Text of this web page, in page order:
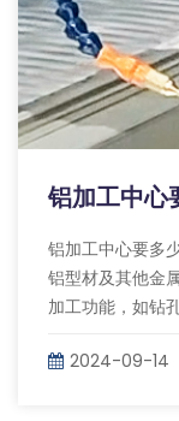
铝加工中心
铝加工中心要多
铝型材及其他金
加工功能，如钻
2024-09-14